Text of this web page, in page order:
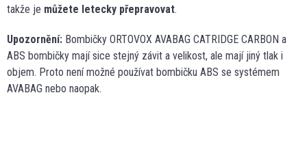
takže je můžete letecky přepravovat.
Upozornění: Bombičky ORTOVOX AVABAG CATRIDGE CARBON a
ABS bombičky mají sice stejný závit a velikost, ale mají jiný tlak i
objem. Proto není možné používat bombičku ABS se systémem
AVABAG nebo naopak.